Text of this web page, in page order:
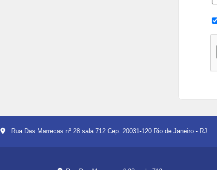
Rua Das Marrecas nº 28 sala 712 Cep. 20031-120 Rio de Janeiro - RJ